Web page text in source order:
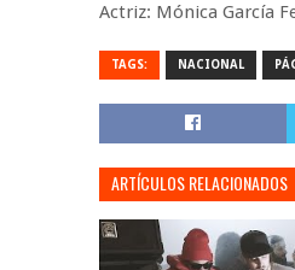
Actriz: Mónica García
TAGS: NACIONAL
ARTÍCULOS RELACIONADOS